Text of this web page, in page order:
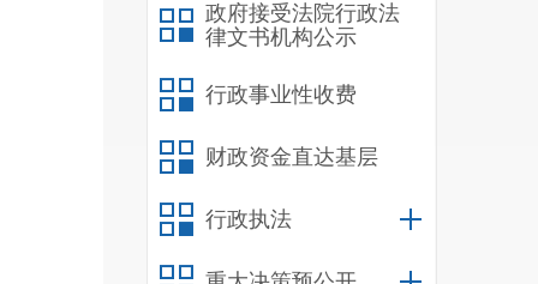
政府接受法院行政法
律文书机构公示
行政事业性收费
财政资金直达基层
行政执法